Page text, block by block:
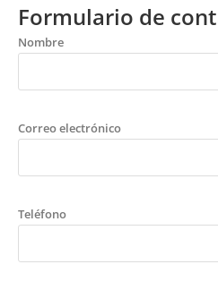
Formulario de
Nombre
Correo electrónico
Teléfono